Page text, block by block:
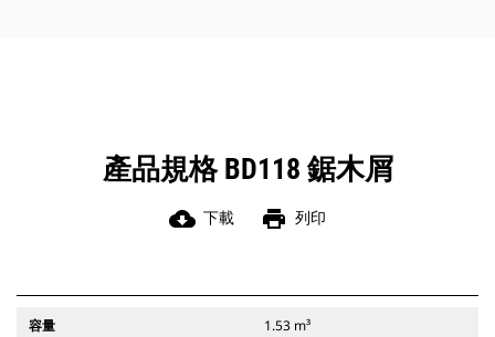
產品規格 BD118 鋸木屑
cloud_download 下載 print 列印
容量 1.53 m³